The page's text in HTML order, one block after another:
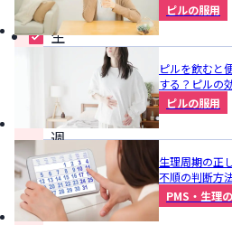
め
生
が
1
週
間
遅
れ
ピルの服用
ピルを飲むと
する？ピルの
ピルの服用
生理周期の正
不順の判断方
PMS・生理